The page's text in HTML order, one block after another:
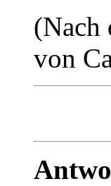
(Nach
von